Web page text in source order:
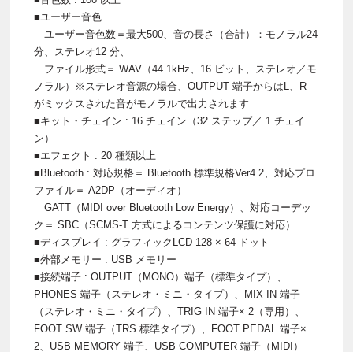
■ユーザー音色
ユーザー音色数＝最大500、音の長さ（合計）：モノラル24
分、ステレオ12 分、
ファイル形式＝ WAV（44.1kHz、16 ビット、ステレオ／モ
ノラル）※ステレオ音源の場合、OUTPUT 端子からはL、R
がミックスされた音がモノラルで出力されます
■キット・チェイン : 16 チェイン（32 ステップ／ 1 チェイ
ン）
■エフェクト : 20 種類以上
■Bluetooth : 対応規格＝ Bluetooth 標準規格Ver4.2、対応プロ
ファイル＝ A2DP（オーディオ）
GATT（MIDI over Bluetooth Low Energy）、対応コーデッ
ク＝ SBC（SCMS-T 方式によるコンテンツ保護に対応）
■ディスプレイ : グラフィックLCD 128 × 64 ドット
■外部メモリー : USB メモリー
■接続端子 : OUTPUT（MONO）端子（標準タイプ）、
PHONES 端子（ステレオ・ミニ・タイプ）、MIX IN 端子
（ステレオ・ミニ・タイプ）、TRIG IN 端子× 2（専用）、
FOOT SW 端子（TRS 標準タイプ）、FOOT PEDAL 端子×
2、USB MEMORY 端子、USB COMPUTER 端子（MIDI）